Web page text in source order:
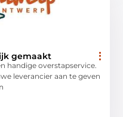
gemaakt
handige overstapservice.
leverancier aan te geven